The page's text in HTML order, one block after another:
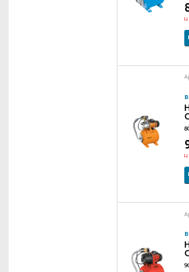
В
В